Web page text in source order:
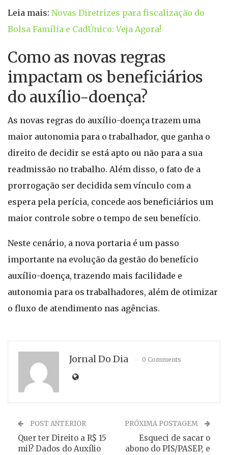
Leia mais: Novas Diretrizes para fiscalização do
Bolsa Família e CadÚnico: Veja Agora!
Como as novas regras
impactam os beneficiários
do auxílio-doença?
As novas regras do auxílio-doença trazem uma
maior autonomia para o trabalhador, que ganha o
direito de decidir se está apto ou não para a sua
readmissão no trabalho. Além disso, o fato de a
prorrogação ser decidida sem vínculo com a
espera pela perícia, concede aos beneficiários um
maior controle sobre o tempo de seu benefício.
Neste cenário, a nova portaria é um passo
importante na evolução da gestão do benefício
auxílio-doença, trazendo mais facilidade e
autonomia para os trabalhadores, além de otimizar
o fluxo de atendimento nas agências.
Jornal Do Dia 0 Comments
POST ANTERIOR
Quer ter Direito a R$ 15
mil? Dados do Auxílio
PRÓXIMA POSTAGEM
Esqueci de sacar o
abono do PIS/PASEP, e